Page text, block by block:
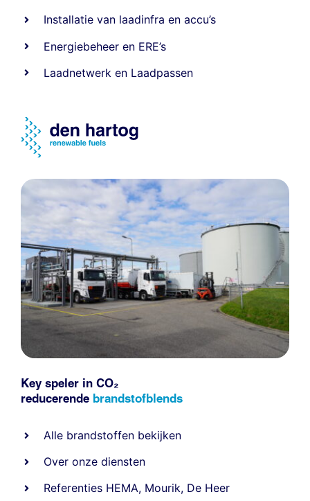
Installatie van laadinfra en accu’s
Energiebeheer en ERE’s
Laadnetwerk en Laadpassen
Key speler in CO₂
reducerende brandstofblends
Alle brandstoffen bekijken
Over onze diensten
Referenties HEMA, Mourik, De Heer